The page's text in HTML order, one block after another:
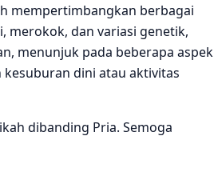
mempertimbangkan berbagai
merokok, dan variasi genetik,
menunjuk pada beberapa aspek
dini atau aktivitas
dibanding Pria. Semoga